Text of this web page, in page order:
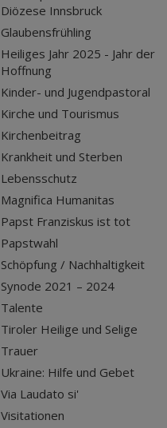
Diözese Innsbruck
Glaubensfrühling
Heiliges Jahr 2025 - Jahr der
Hoffnung
Kinder- und Jugendpastoral
Kirche und Tourismus
Kirchenbeitrag
Krankheit und Sterben
Lebensschutz
Magnifica Humanitas
Papst Franziskus ist tot
Papstwahl
Schöpfung / Nachhaltigkeit
Synode 2021 – 2024
Talente
Tiroler Heilige und Selige
Trauer
Ukraine: Hilfe und Gebet
Via Laudato si'
Visitationen